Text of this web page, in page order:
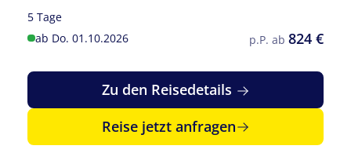
5 Tage
ab Do. 01.10.2026
p.P. ab 824 €
Zu den Reisedetails
Reise jetzt anfragen